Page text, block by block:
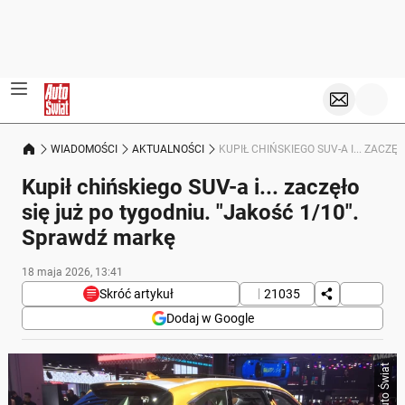
WIADOMOŚCI AKTUALNOŚCI KUPIŁ CHIŃSKIEGO SUV-A I...
Kupił chińskiego SUV-a i... zaczęło
się już po tygodniu. "Jakość 1/10".
Sprawdź markę
18 maja 2026, 13:41
Skróć artykuł
21035
Dodaj w Google
Poniżej streszczenie artykułu:
Skrót przygotowany przez Onet Czat z AI, może zawierać błędy.
Użytkownik chińskiego SUV-a Haval F7 opisał swoje
Auto Świat